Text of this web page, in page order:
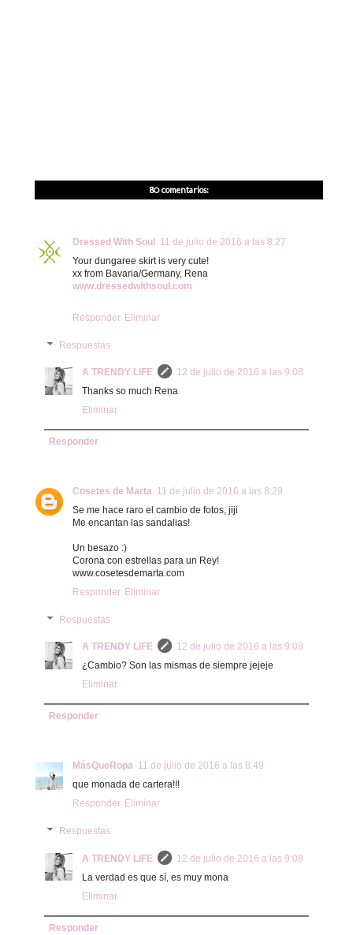
80 comentarios:
Dressed With Soul
11 de julio de 2016 a las 8:27
Your dungaree skirt is very cute!
xx from Bavaria/Germany, Rena
www.dressedwithsoul.com
Responder Eliminar
Respuestas
A TRENDY LIFE
12 de julio de 2016 a las 9:08
Thanks so much Rena
Eliminar
Responder
Cosetes de Marta 11 de julio de 2016 a las 8:29
Se me hace raro el cambio de fotos, jiji
Me encantan las sandalias!
Un besazo :)
Corona con estrellas para un Rey!
www.cosetesdemarta.com
Responder Eliminar
Respuestas
A TRENDY LIFE
12 de julio de 2016 a las 9:08
¿Cambio? Son las mismas de siempre jejeje
Eliminar
Responder
MásQueRopa 11 de julio de 2016 a las 8:49
que monada de cartera!!!
Responder Eliminar
Respuestas
A TRENDY LIFE
12 de julio de 2016 a las 9:08
La verdad es que sí, es muy mona
Eliminar
Responder